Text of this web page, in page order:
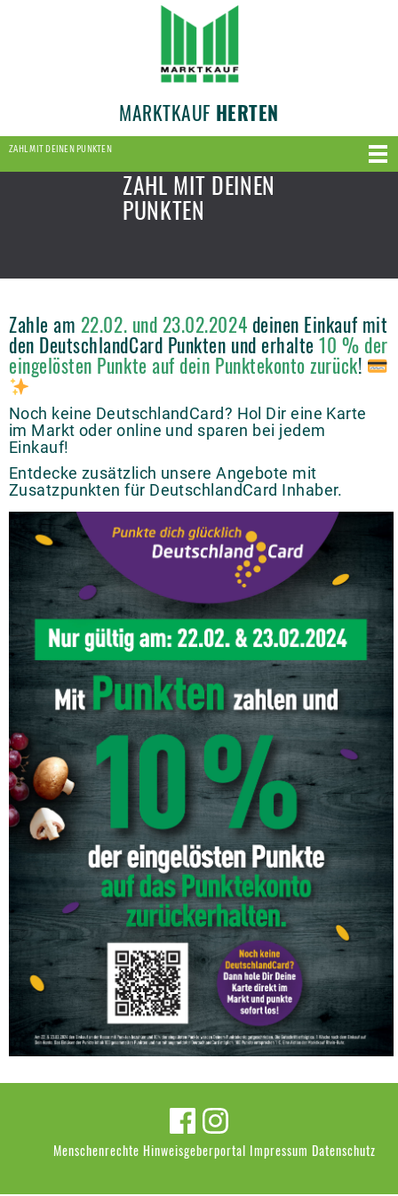
MARKTKAUF HERTEN
ZAHL MIT DEINEN PUNKTEN
ZAHL MIT DEINEN
PUNKTEN
Zahle am 22.02. und 23.02.2024 deinen Einkauf mit
den DeutschlandCard Punkten und erhalte10 % der
eingelösten Punkte auf dein Punktekonto zurück!
Noch keine DeutschlandCard? Hol Dir eine Karte
im Markt oder online und sparen bei jedem
Einkauf!
Entdecke zusätzlich unsere Angebote mit
Zusatzpunkten für DeutschlandCard Inhaber.
Menschenrechte Hinweisgeberportal Impressum Datenschutz